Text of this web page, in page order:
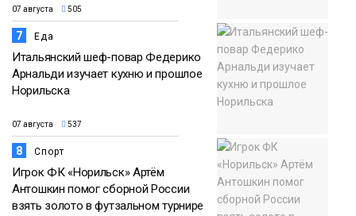
07 августа 505
7 Еда
Итальянский шеф-повар Федерико
Арнальди изучает кухню и прошлое
Норильска
07 августа 537
8 Спорт
Игрок ФК «Норильск» Артём
Антошкин помог сборной России
взять золото в футзальном турнире